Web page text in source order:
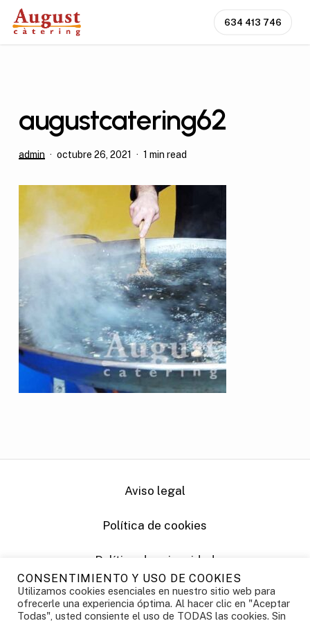
Skip
634 413 746
augustcatering62
admin octubre 26, 2021 1 min read
Aviso legal
Política de cookies
Política de privacidad
Powered by Vernetica
CONSENTIMIENTO Y USO DE COOKIES
Utilizamos cookies esenciales en nuestro sitio web para
ofrecerle una experiencia óptima. Al hacer clic en "Aceptar
Todas", usted consiente el uso de TODAS las cookies. Sin